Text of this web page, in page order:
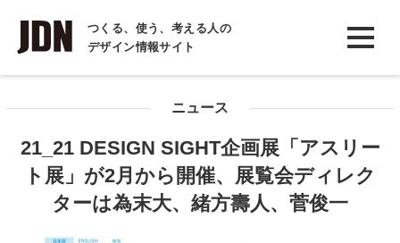
つくる、使う、考える人の
デザイン情報サイト
INTERVIEW
インタビュー
COLUMN
コラム
ニュース
21_21 DESIGN SIGHT企画展「アスリー
ト展」が2月から開催、展覧会ディレク
ターは為末大、緒方壽人、菅俊一